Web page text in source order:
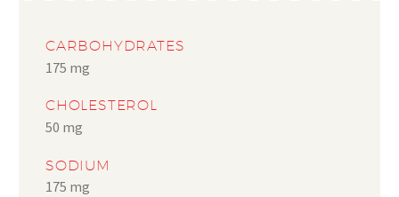
CARBOHYDRATES
175 mg
CHOLESTEROL
50 mg
SODIUM
175 mg